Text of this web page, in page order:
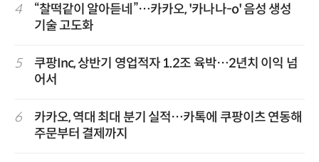
4
“찰떡같이 알아듣네”…카카오, '카나나-o' 음성 생성
기술 고도화
5
쿠팡Inc, 상반기 영업적자 1.2조 육박…2년치 이익 넘
어서
6
카카오, 역대 최대 분기 실적…카톡에 쿠팡이츠 연동해
주문부터 결제까지